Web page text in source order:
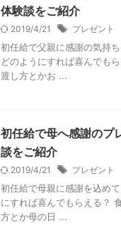
体験談をご紹介
2019/4/21 プレゼント
初任給で父親に感謝の気持
どのようにすれば喜んでも
渡し方とかお ...
初任給で母へ感謝のプ
談をご紹介
2019/4/21 プレゼント
初任給で母親に感謝を込め
にすれば喜んでもらえる？
方とか母の日 ...